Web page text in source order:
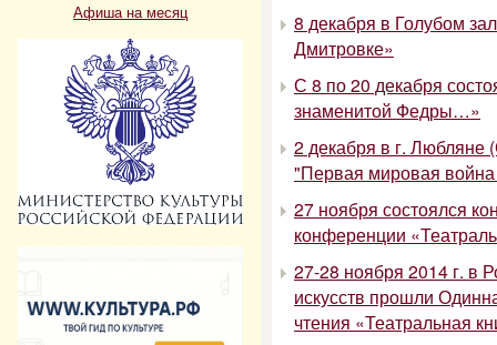
Афиша на месяц
8 декабря в Голубом
Дмитровке»
С 8 по 20 декабря
знаменитой Федры…»
2 декабря в г. Любляне
"Первая мировая война
27 ноября состоялся
конференции
27-28 ноября 2014 г. в
искусств прошли
чтения «Театральная